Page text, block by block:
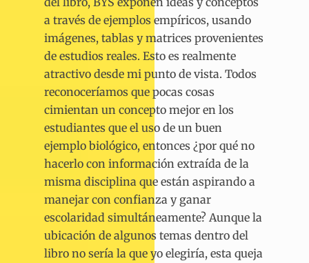
a través de ejemplos empíricos, usando
imágenes, tablas y matrices provenientes
de estudios reales. Esto es realmente
atractivo desde mi punto de vista. Todos
reconoceríamos que pocas cosas
cimientan un concepto mejor en los
estudiantes que el uso de un buen
ejemplo biológico, entonces ¿por qué no
hacerlo con información extraída de la
misma disciplina que están aspirando a
manejar con confianza y ganar
escolaridad simultáneamente? Aunque la
ubicación de algunos temas dentro del
libro no sería la que yo elegiría, esta queja